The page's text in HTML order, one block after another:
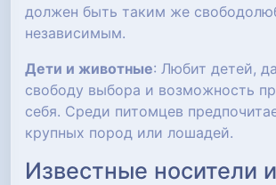
должен быть таким же
независимым.
Дети и животные: Любит детей,
свободу выбора и возможность
себя. Среди питомцев
крупных пород или лошадей.
Известные носители